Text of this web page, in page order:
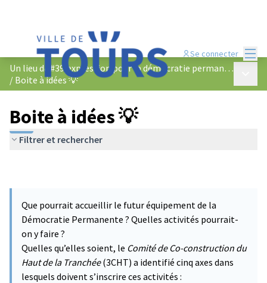
Se connecter
Un lieu d&#39;expression pour la démocratie permanente
/ Boite à idées 💡
Boite à idées 💡
Filtrer et rechercher
Que pourrait accueillir le futur équipement de la
Démocratie Permanente ? Quelles activités pourrait-
on y faire ?
Quelles qu’elles soient, le Comité de Co-construction du
Haut de la Tranchée(3CHT) a identifié cinq axes dans
lesquels doivent s’inscrire ces activités :